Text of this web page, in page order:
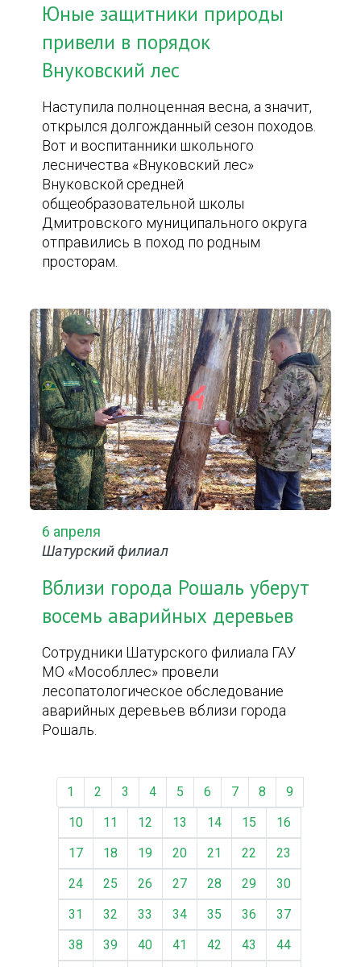
Юные защитники природы
привели в порядок
Внуковский лес
Наступила полноценная весна, а значит,
открылся долгожданный сезон походов.
Вот и воспитанники школьного
лесничества «Внуковский лес»
Внуковской средней
общеобразовательной школы
Дмитровского муниципального округа
отправились в поход по родным
просторам.
6 апреля
Шатурский филиал
Вблизи города Рошаль уберут
восемь аварийных деревьев
Сотрудники Шатурского филиала ГАУ
МО «Мособллес» провели
лесопатологическое обследование
аварийных деревьев вблизи города
Рошаль.
1 2 3 4 5 6 7 8
9
10
11 12 13 14 15
16
17
18 19 20 21 22
23
24
25 26 27 28 29
30
31
32 33 34 35 36
37
38
39 40 41 42 43
44